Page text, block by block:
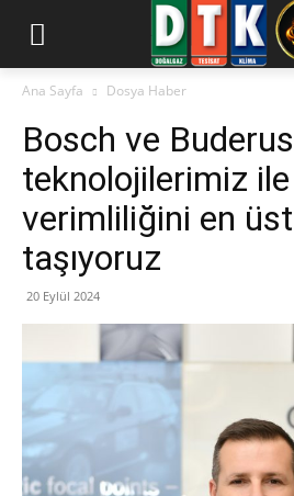
Ana Sayfa Dosya Haber
Bosch ve
teknolojilerimiz
verimliliğini en
taşıyoruz
20 Eylül 2024